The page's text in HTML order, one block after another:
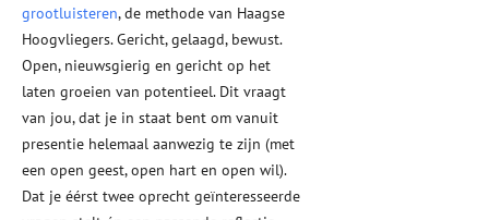
grootluisteren, de methode van Haagse
Hoogvliegers. Gericht, gelaagd, bewust.
Open, nieuwsgierig en gericht op het
laten groeien van potentieel. Dit vraagt
van jou, dat je in staat bent om vanuit
presentie helemaal aanwezig te zijn (met
een open geest, open hart en open wil).
Dat je éérst twee oprecht geïnteresseerde